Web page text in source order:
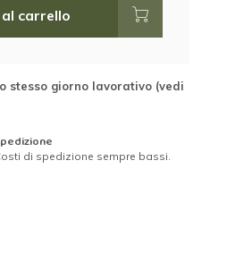
carrello
stesso giorno lavorativo (vedi
di spedizione sempre bassi.